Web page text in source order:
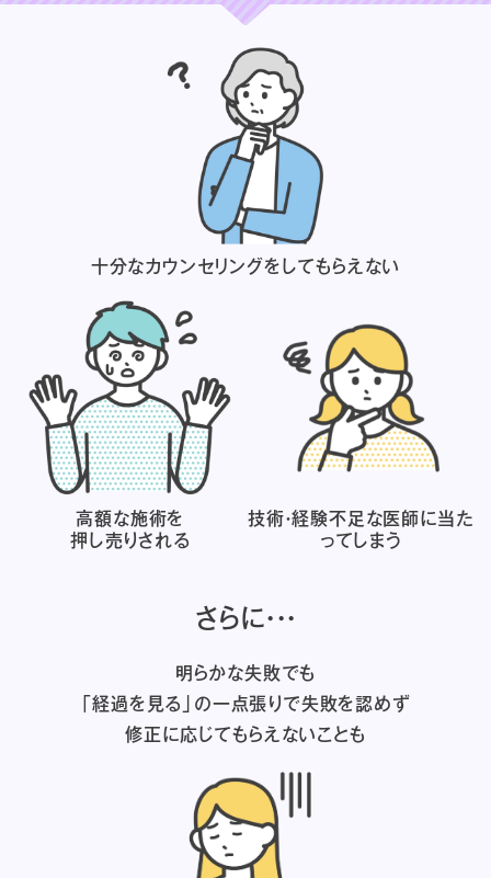
十分なカウンセリングをしてもらえない
高額な施術を
押し売りされる
技術・経験不足な医師に当た
ってしまう
さらに・・・
明らかな失敗でも
「経過を見る」の一点張りで失敗を認めず
修正に応じてもらえないことも